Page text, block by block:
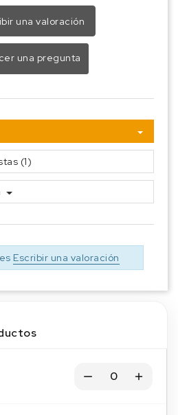
una valoración
una pregunta
(1)
Escribir una valoración